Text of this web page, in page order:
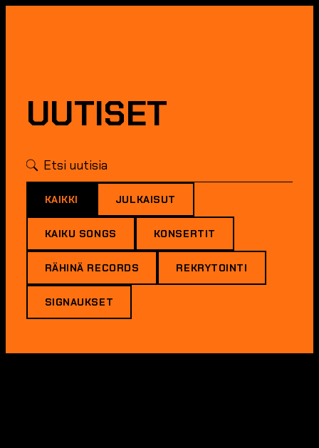
UUTISET
KAIKKI JULKAISUT
KAIKU SONGS KONSERTIT
RÄHINÄ RECORDS REKRYTOINTI
SIGNAUKSET